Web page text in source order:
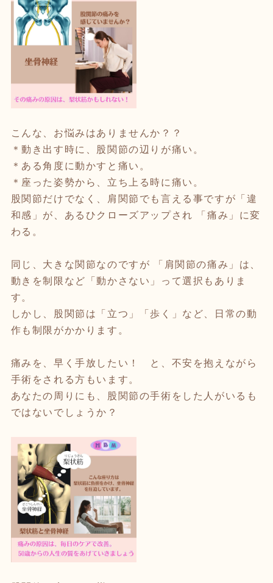
こんな、お悩みはありませんか？？
＊動き出す時に、股関節の辺りが痛い。
＊ある角度に動かすと痛い。
＊座った姿勢から、立ち上る時に痛い。
股関節だけでなく、肩関節でも言える事ですが「違
和感」が、あるひクローズアップされ 「痛み」に変
わる。
同じ、大きな関節なのですが 「肩関節の痛み」は、
動きを制限など「動かさない」って選択もありま
す。
しかし、股関節は「立つ」「歩く」など、日常の動
作も制限がかかります。
痛みを、早く手放したい！ と、不安を抱えながら
手術をされる方もいます。
あなたの周りにも、股関節の手術をした人がいるも
ではないでしょうか？